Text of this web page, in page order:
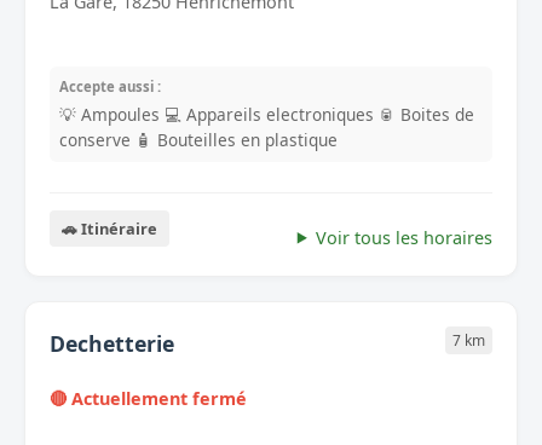
Accepte aussi :
💡 Ampoules 💻 Appareils electroniques 🥫 Boites de
conserve 🧴 Bouteilles en plastique
🚗 Itinéraire Voir tous les horaires
Dechetterie 7 km
🔴 Actuellement fermé